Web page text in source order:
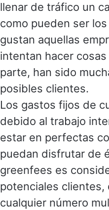
llenar de tráfico un
como pueden ser
gustan aquellas
intentan hacer
parte, han sido
posibles clientes.
Los gastos fijos de
debido al trabajo
estar en perfectas
puedan disfrutar de
greenfees es
potenciales clientes,
cualquier número